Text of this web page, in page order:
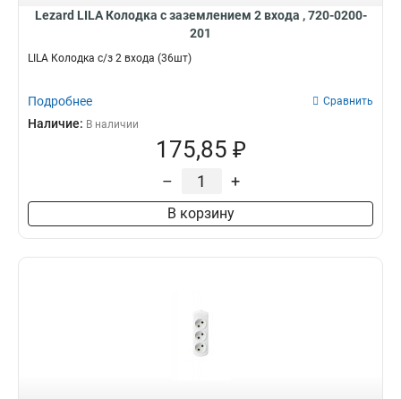
Lezard LILA Колодка с заземлением 2 входа , 720-0200-
201
LILA Колодка с/з 2 входа (36шт)
Подробнее Сравнить
Наличие: В наличии
175,85 ₽
– +
В корзину